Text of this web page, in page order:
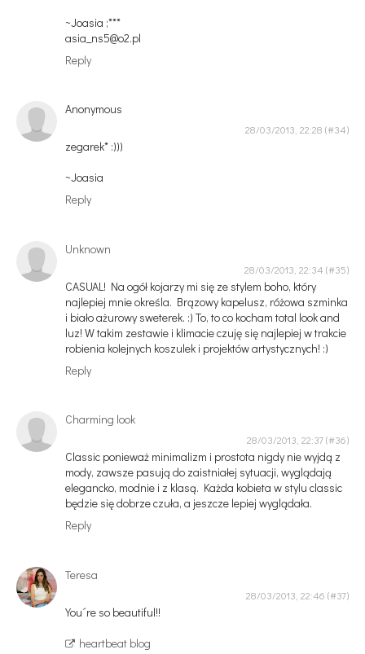
~Joasia ;***
asia_ns5@o2.pl
Reply
Anonymous
28/03/2013, 22:28
zegarek* :)))
~Joasia
Reply
Unknown
28/03/2013, 22:34
CASUAL! Na ogół kojarzy mi się ze stylem boho, który
najlepiej mnie określa. Brązowy kapelusz, różowa szminka
i biało ażurowy sweterek. :) To, to co kocham total look and
luz! W takim zestawie i klimacie czuję się najlepiej w trakcie
robienia kolejnych koszulek i projektów artystycznych! :)
Reply
Charming look
28/03/2013, 22:37
Classic ponieważ minimalizm i prostota nigdy nie wyjdą z
mody, zawsze pasują do zaistniałej sytuacji, wyglądają
elegancko, modnie i z klasą. Każda kobieta w stylu classic
będzie się dobrze czuła, a jeszcze lepiej wyglądała.
Reply
Teresa
28/03/2013, 22:46
You´re so beautiful!!
heartbeat blog